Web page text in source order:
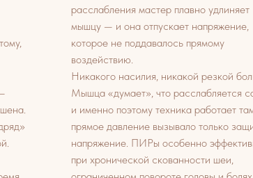
расслабления мастер плавно удлиняет
мышцу — и она отпускает напряжение,
которое не поддавалось прямому
воздействию.
Никакого насилия, никакой резкой
Мышца «думает», что расслабляется
и именно поэтому техника работает
прямое давление вызывало только
напряжение. ПИРы особенно
при хронической скованности шеи,